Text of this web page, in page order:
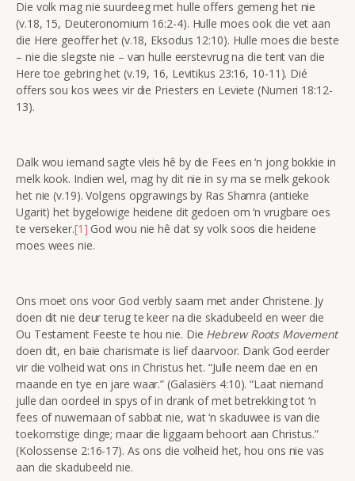
Die volk mag nie suurdeeg met hulle offers gemeng het nie
(v.18, 15, Deuteronomium 16:2-4). Hulle moes ook die vet aan
die Here geoffer het (v.18, Eksodus 12:10). Hulle moes die beste
– nie die slegste nie – van hulle eerstevrug na die tent van die
Here toe gebring het (v.19, 16, Levitikus 23:16, 10-11). Dié
offers sou kos wees vir die Priesters en Leviete (Numeri 18:12-
13).
Dalk wou iemand sagte vleis hê by die Fees en ‘n jong bokkie in
melk kook. Indien wel, mag hy dit nie in sy ma se melk gekook
het nie (v.19). Volgens opgrawings by Ras Shamra (antieke
Ugarit) het bygelowige heidene dit gedoen om ‘n vrugbare oes
te verseker.[1] God wou nie hê dat sy volk soos die heidene
moes wees nie.
Ons moet ons voor God verbly saam met ander Christene. Jy
doen dit nie deur terug te keer na die skadubeeld en weer die
Ou Testament Feeste te hou nie. Die Hebrew Roots Movement
doen dit, en baie charismate is lief daarvoor. Dank God eerder
vir die volheid wat ons in Christus het. “Julle neem dae en en
maande en tye en jare waar.” (Galasiërs 4:10). “Laat niemand
julle dan oordeel in spys of in drank of met betrekking tot ‘n
fees of nuwemaan of sabbat nie, wat ‘n skaduwee is van die
toekomstige dinge; maar die liggaam behoort aan Christus.”
(Kolossense 2:16-17). As ons die volheid het, hou ons nie vas
aan die skadubeeld nie.